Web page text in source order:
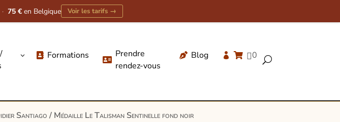
· 75 € en Belgique Voir les tarifs →
3  Formations 
Prendre
rendez-vous
 Blog   0 U
produits
Santiago/ Médaille Le Talisman Sentinelle fond noir